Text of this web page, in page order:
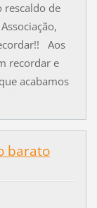
rescaldo de
Aos
recordar e
acabamos
barato